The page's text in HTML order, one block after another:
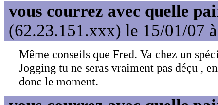
vous courrez avec quelle
(62.23.151.xxx) le 15/01/07
Même conseils que Fred. Va chez un
Jogging tu ne seras vraiment pas déçu ,
donc le moment.